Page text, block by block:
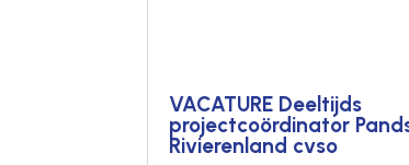
VACATURE Deeltijds
projectcoördinator
Rivierenland cvso